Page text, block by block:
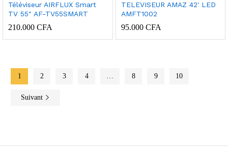
Téléviseur AIRFLUX Smart
TV 55″ AF-TV55SMART
210.000 CFA
TELEVISEUR AMAZ 42′ LED
AMFT1002
95.000 CFA
1 2 3 4 … 8 9 10
Suivant